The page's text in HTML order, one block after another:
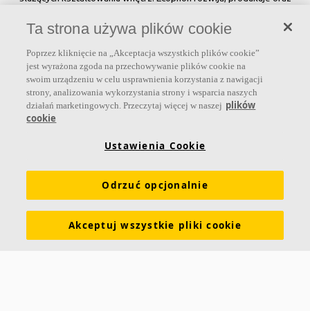
sufitowe, które przyczyniają się do tworzenia przyjaznego i
zdrowego klimatu w pomieszczeniach, poprawy jakości życia oraz
samopoczucia i wydajności użytkowników.
Dołącz do nas
Narzędzia i usługi Wymagania funkcjonalne
Kolory i powierzchnie Deklaracje właściwości użytkowych
Ta strona używa plików cookie
Poprzez kliknięcie na „Akceptacja wszystkich plików cookie”
jest wyrażona zgoda na przechowywanie plików cookie na
swoim urządzeniu w celu usprawnienia korzystania z nawigacji
strony, analizowania wykorzystania strony i wsparcia naszych
działań marketingowych. Przeczytaj więcej w naszej plików
cookie
Ustawienia Cookie
Odrzuć opcjonalnie
Akceptuj wszystkie pliki cookie